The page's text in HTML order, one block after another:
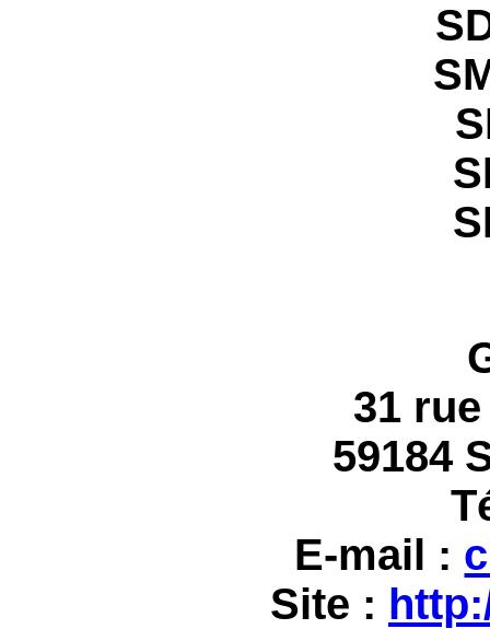
31
59184
E-mail :
Site :